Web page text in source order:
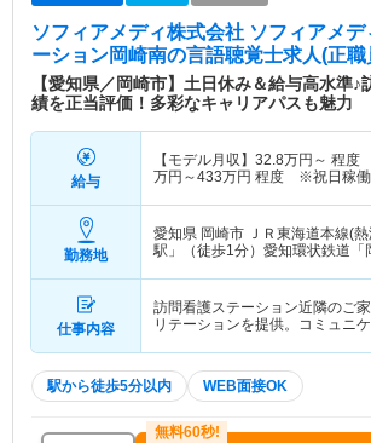
ソフィアメディ株式会社 ソフィアメ
ーション岡崎南の言語聴覚士求人(正職
【愛知県／岡崎市】土日休み＆給与高水準♪
績を正当評価！多彩なキャリアパスも魅力
給与
【モデル月収】 32.8万円～ 程度
万円～433万円 程度 ※祝日稼働
勤務地
愛知県 岡崎市 ＪＲ東海道本線(
駅」（徒歩1分）愛知環状鉄道「
仕事内容
訪問看護ステーション近隣のご
リテーションを提供。コミュニ
駅から徒歩5分以内 WEB面接OK